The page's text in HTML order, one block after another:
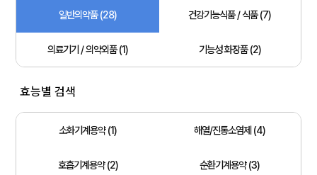
일반의약품 (28) 건강기능식품 / 식품 (7)
의료기기 / 의약외품 (1) 기능성 화장품 (2)
효능별 검색
소화기계용약 (1) 해열/진통소염제 (4)
호흡기계용약 (2) 순환기계용약 (3)